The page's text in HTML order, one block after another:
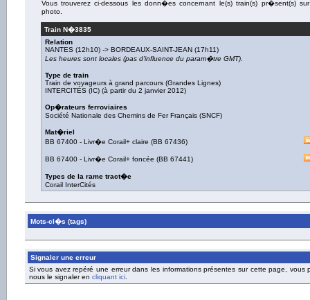
Vous trouverez ci-dessous les donn�es concernant le(s) train(s) pr�sent(s)
photo.
Train N�3835
Relation
NANTES (12h10) -> BORDEAUX-SAINT-JEAN (17h11)
Les heures sont locales (pas d'influence du param�tre GMT).
Type de train
Train de voyageurs à grand parcours (Grandes Lignes)
INTERCITÉS (IC) (à partir du 2 janvier 2012)
Op�rateurs ferroviaires
Société Nationale des Chemins de Fer Français (SNCF)
Mat�riel
BB 67400 - Livr�e Corail+ claire (BB 67436)
BB 67400 - Livr�e Corail+ foncée (BB 67441)
Types de la rame tract�e
Corail InterCités
Mots-cl�s (tags)
Signaler une erreur
Si vous avez repéré une erreur dans les informations présentes sur cette page, vous
nous le signaler en cliquant ici.